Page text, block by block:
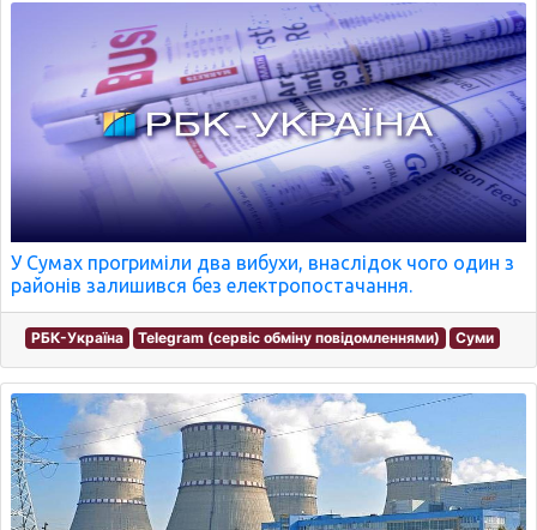
У Сумах прогриміли два вибухи, внаслідок чого один з
районів залишився без електропостачання.
РБК-Україна Telegram (сервіс обміну повідомленнями) Суми